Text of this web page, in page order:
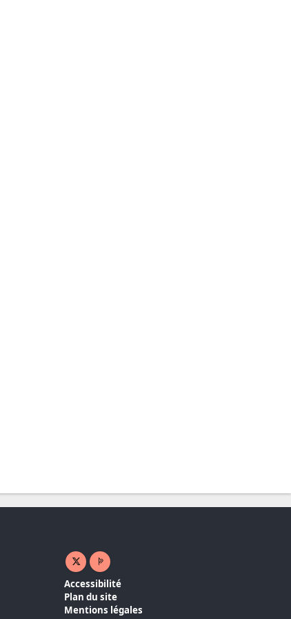
X ( nouvelle fenêtre)
Page pro ( nouvelle fenêtre)
Accessibilité
Plan du site
Mentions légales